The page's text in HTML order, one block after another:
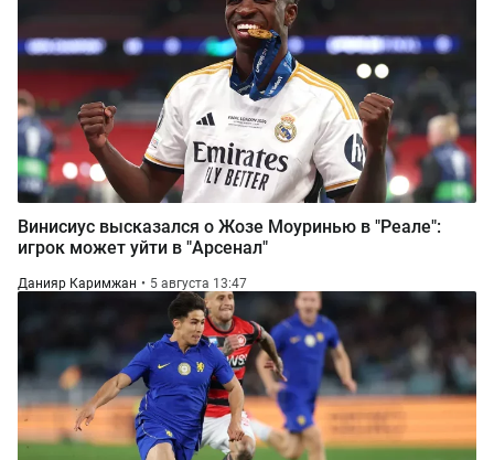
Винисиус высказался о Жозе Моуринью в "Реале":
игрок может уйти в "Арсенал"
Данияр Каримжан 5 августа 13:47